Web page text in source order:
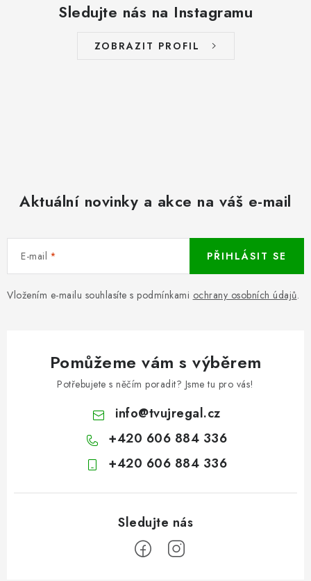
Sledujte nás na Instagramu
ZOBRAZIT PROFIL
Aktuální novinky a akce na váš e-mail
E-mail
Vložením e-mailu souhlasíte s podmínkami ochrany osobních údajů.
PŘIHLÁSIT SE
Pomůžeme vám s výběrem
Potřebujete s něčím poradit? Jsme tu pro vás!
info@tvujregal.cz
+420 606 884 336
+420 606 884 336